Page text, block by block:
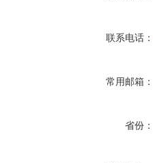
联系电话：
常用邮箱：
省份：